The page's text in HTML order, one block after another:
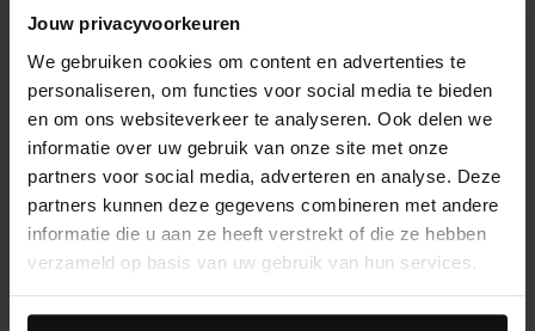
Jouw privacyvoorkeuren
We gebruiken cookies om content en advertenties te
personaliseren, om functies voor social media te bieden
en om ons websiteverkeer te analyseren. Ook delen we
informatie over uw gebruik van onze site met onze
partners voor social media, adverteren en analyse. Deze
partners kunnen deze gegevens combineren met andere
informatie die u aan ze heeft verstrekt of die ze hebben
verzameld op basis van uw gebruik van hun services.
Daarnaast werken wij samen met Google voor
Service d'assistance
Délai de rétractation de 14 jours
Description du produit
Optez pour un look estival stylé avec ces sabots en
daim couleur taupe de Sacha ! Les mules taupe ont
une boucle argentée et une semelle intérieure
chaussettes pour un look street style ! La semelle a une